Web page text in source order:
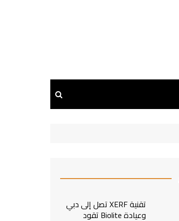
تقنية XERF تصل إلى دبي
وعيادة Biolite تقود